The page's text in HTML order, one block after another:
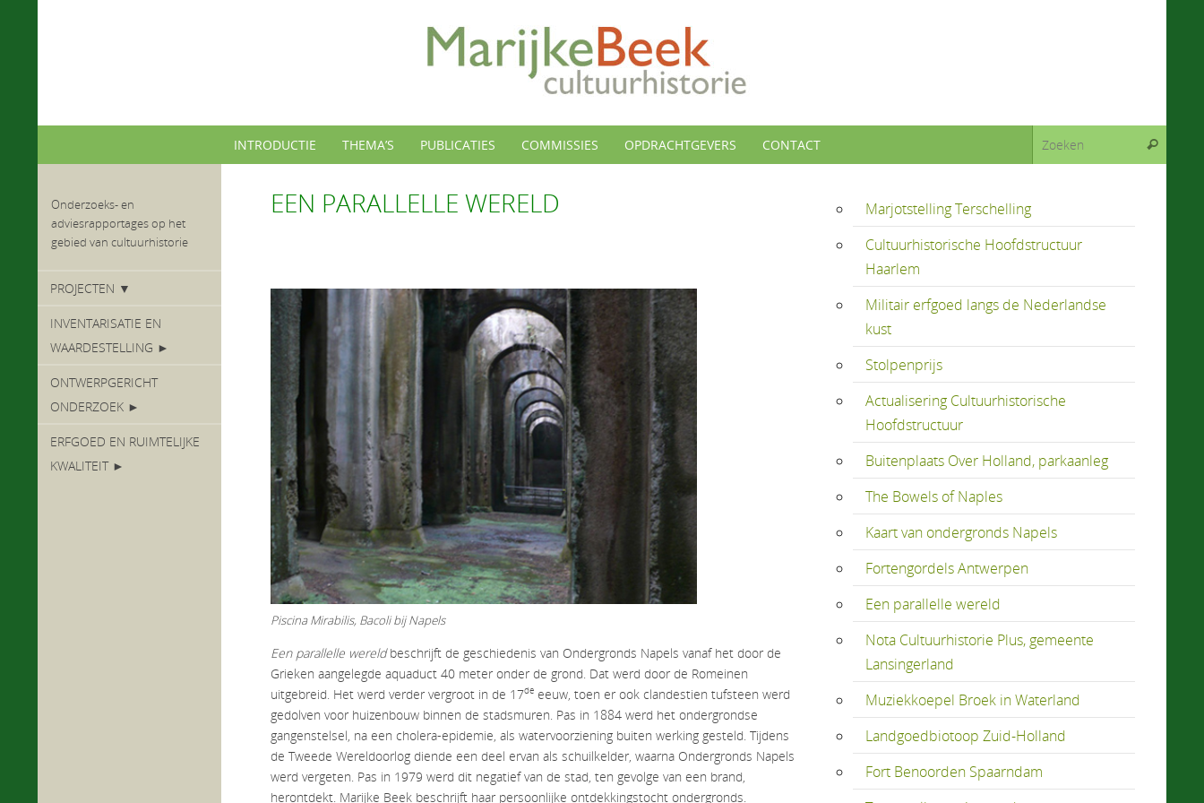
INTRODUCTIE THEMA’S PUBLICATIES COMMISSIES OPDRACHTGEVERS CONTACT Zoeken
EEN PARALLELLE WERELD
Piscina Mirabilis, Bacoli bij Napels
Een parallelle wereldbeschrijft de geschiedenis van Ondergronds Napels vanaf het door de
Grieken aangelegde aquaduct 40 meter onder de grond. Dat werd door de Romeinen
uitgebreid. Het werd verder vergroot in de 17de eeuw, toen er ook clandestien tufsteen werd
gedolven voor huizenbouw binnen de stadsmuren. Pas in 1884 werd het ondergrondse
gangenstelsel, na een cholera-epidemie, als watervoorziening buiten werking gesteld. Tijdens
de Tweede Wereldoorlog diende een deel ervan als schuilkelder, waarna Ondergronds Napels
werd vergeten. Pas in 1979 werd dit negatief van de stad, ten gevolge van een brand,
herontdekt. Marijke Beek beschrijft haar persoonlijke ontdekkingstocht ondergronds.
Onderzoeks- en
adviesrapportages op het
gebied van cultuurhistorie
PROJECTEN ▼
INVENTARISATIE EN
WAARDESTELLING ►
ONTWERPGERICHT
ONDERZOEK ►
ERFGOED EN RUIMTELIJKE
KWALITEIT ►
Marjotstelling Terschelling
Cultuurhistorische Hoofdstructuur
Haarlem
Militair erfgoed langs de Nederlandse
kust
Stolpenprijs
Actualisering Cultuurhistorische
Hoofdstructuur
Buitenplaats Over Holland, parkaanleg
The Bowels of Naples
Kaart van ondergronds Napels
Fortengordels Antwerpen
Een parallelle wereld
Nota Cultuurhistorie Plus, gemeente
Lansingerland
Muziekkoepel Broek in Waterland
Landgoedbiotoop Zuid-Holland
Fort Benoorden Spaarndam